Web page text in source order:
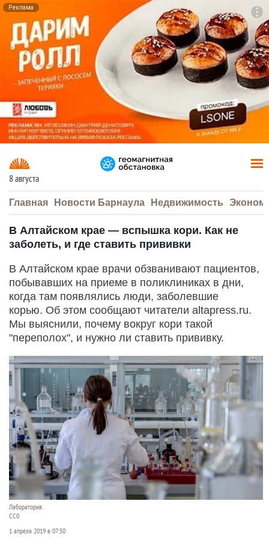
Реклама
8 августа
Главная Новости Барнаула Недвижимость
В Алтайском крае — вспышка кори. Как не
заболеть, и где ставить прививки
В Алтайском крае врачи обзванивают пациентов,
побывавших на приеме в поликлиниках в дни,
когда там появлялись люди, заболевшие
корью. Об этом сообщают читатели altapress.ru.
Мы выяснили, почему вокруг кори такой
"переполох", и нужно ли ставить прививку.
Лаборатория.
СС0
1 апреля 2019 в 07:50